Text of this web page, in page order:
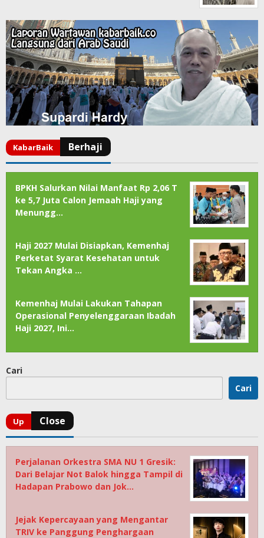
BPKH Salurkan Nilai Manfaat Rp 2,06 T
ke 5,7 Juta Calon Jemaah Haji yang
Menungg…
Haji 2027 Mulai Disiapkan, Kemenhaj
Perketat Syarat Kesehatan untuk
Tekan Angka …
Kemenhaj Mulai Lakukan Tahapan
Operasional Penyelenggaraan Ibadah
Haji 2027, Ini…
Cari
Cari
Perjalanan Orkestra SMA NU 1 Gresik:
Dari Belajar Not Balok hingga Tampil di
Hadapan Prabowo dan Jok…
Jejak Kepercayaan yang Mengantar
TRIV ke Panggung Penghargaan